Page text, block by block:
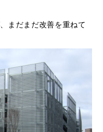
まだまだ改善を重ねて